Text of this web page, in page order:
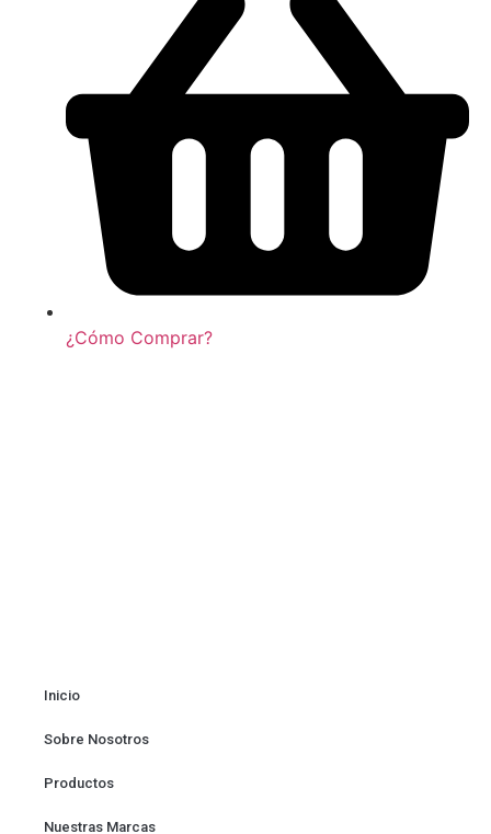
¿Cómo Comprar?
Inicio
Sobre Nosotros
Productos
Nuestras Marcas